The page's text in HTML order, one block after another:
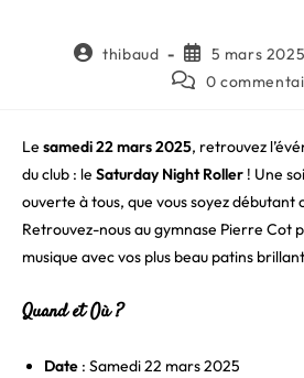
Auteur/autrice
thibaud
Publication
publiée :
5 mars 2025
Commentaires
publication :
0
Le samedi 22 mars 2025, retrouvez
du club : le Saturday Night Roller ! Une
ouverte à tous, que vous soyez débutant
Retrouvez-nous au gymnase Pierre Cot
musique avec vos plus beau patins
Quand et Où ?
Date : Samedi 22 mars 2025